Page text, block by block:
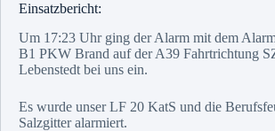
Einsatzbericht:
Um 17:23 Uhr ging der Alarm mit dem
B1 PKW Brand auf der A39 Fahrtrichtung
Lebenstedt bei uns ein.
Es wurde unser LF 20 KatS und die
Salzgitter alarmiert.